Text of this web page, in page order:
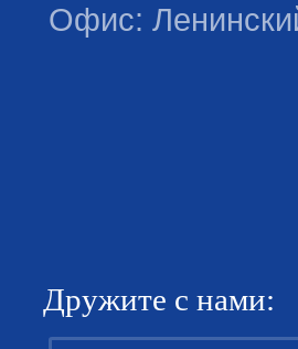
Офис:
Дружите с нами: